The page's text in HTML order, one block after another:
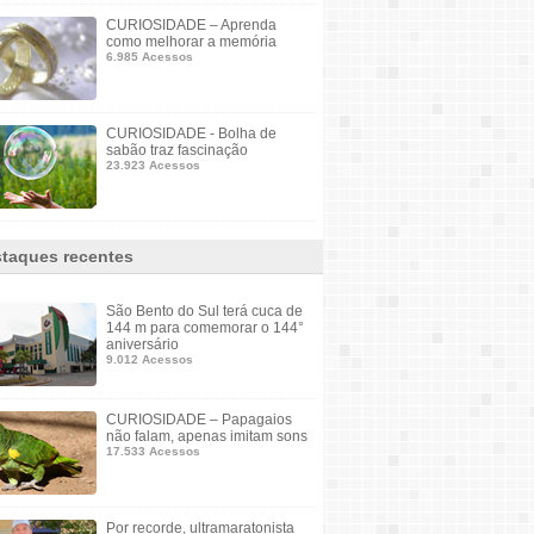
CURIOSIDADE – Aprenda
como melhorar a memória
6.985 Acessos
CURIOSIDADE - Bolha de
sabão traz fascinação
23.923 Acessos
recentes
São Bento do Sul terá cuca de
144 m para comemorar o 144°
aniversário
9.012 Acessos
CURIOSIDADE – Papagaios
não falam, apenas imitam sons
17.533 Acessos
Por recorde, ultramaratonista